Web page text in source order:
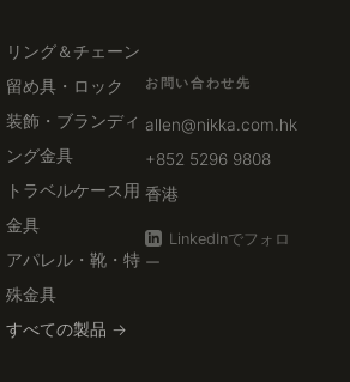
リング＆チェーン
留め具・ロック
装飾・ブランディ
ング金具
トラベルケース用
金具
アパレル・靴・特
殊金具
すべての製品 →
お問い合わせ先
allen@nikka.com.hk
+852 5296 9808
香港
LinkedInでフォロ
ー